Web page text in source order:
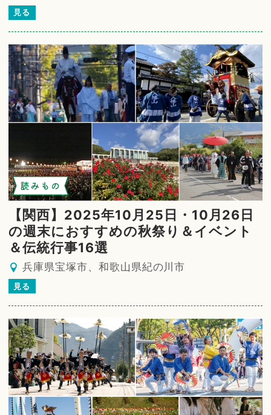
見る
読みもの
【関西】2025年10月25日・10月26日
の週末におすすめの秋祭り＆イベント
＆伝統行事16選
兵庫県宝塚市、和歌山県紀の川市
見る